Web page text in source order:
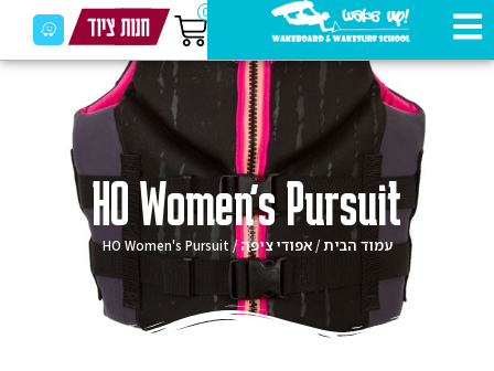
0
HO Women's Pursuit
עמוד הבית /אפודי ציפה/ HO Women's Pursuit